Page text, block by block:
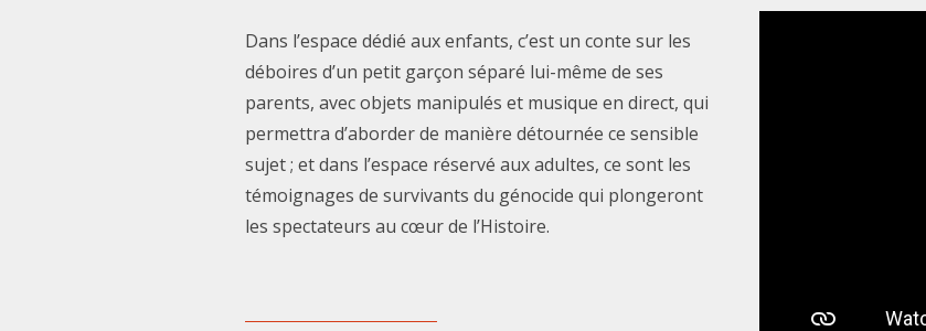
Dans l’espace dédié aux enfants, c’est un conte sur les
déboires d’un petit garçon séparé lui-même de ses
parents, avec objets manipulés et musique en direct, qui
permettra d’aborder de manière détournée ce sensible
sujet ; et dans l’espace réservé aux adultes, ce sont les
témoignages de survivants du génocide qui plongeront
les spectateurs au cœur de l’Histoire.